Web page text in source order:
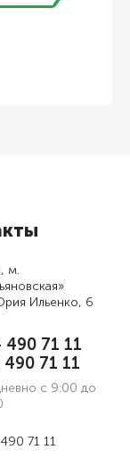
м.
Ильенко, 6
490 71 11
490 71 11
с 9:00 до
71 11